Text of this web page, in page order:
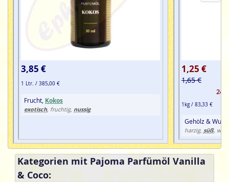
3,85 €
1 Ltr. / 385,00 €
Frucht, Kokos
exotisch, fruchtig, nussig
1,25 €
1,65 €
1kg / 83,33 €
Gehölz &
harzig, süß,
Kategorien mit Pajoma Parfümöl Vanilla
& Coco: